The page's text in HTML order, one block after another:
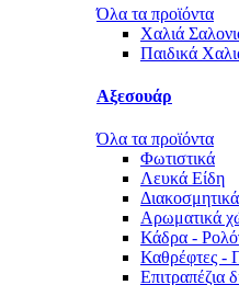
Όλα τα προϊόντα
Χαλιά
Παιδικά
Αξεσουάρ
Όλα τα προϊόντα
Φωτιστικά
Λευκά Είδη
Αρωματικά
Κάδρα -
Καθρέφτες -
Επιτραπέζια